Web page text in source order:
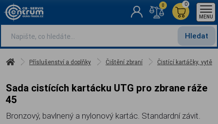
Hledat
0
0
MENU
Příslušenství a doplňky Čištění zbraní Čistící kartáčky,
Sada cistících kartácku UTG pro zbrane ráže
45
Bronzový, bavlnený a nylonový kartác. Standardní závit.